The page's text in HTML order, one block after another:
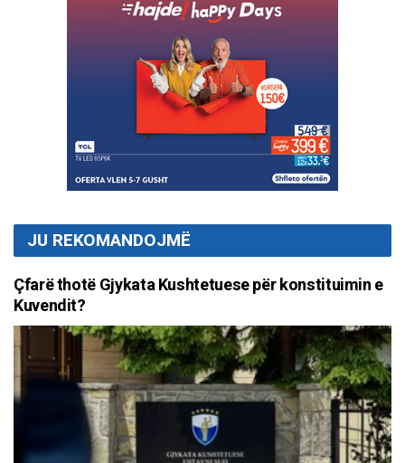
JU REKOMANDOJMË
Çfarë thotë Gjykata Kushtetuese për konstituimin e
Kuvendit?